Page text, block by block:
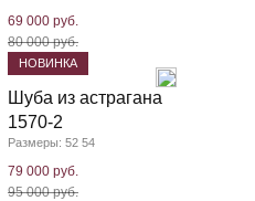
69 000 руб.
80 000 руб.
НОВИНКА
Шуба из астрагана
1570-2
Размеры: 52 54
79 000 руб.
95 000 руб.